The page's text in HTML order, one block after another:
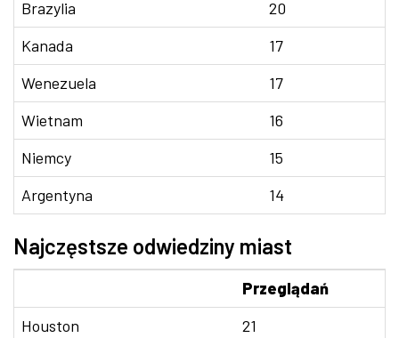
Brazylia
20
Kanada
17
Wenezuela
17
Wietnam
16
Niemcy
15
Argentyna
14
Najczęstsze odwiedziny miast
Przeglądań
Houston
21